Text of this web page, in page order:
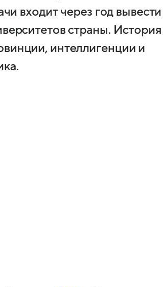
входит через год вывести
страны. История
интеллигенции и